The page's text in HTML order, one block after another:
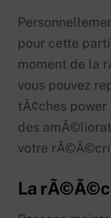
pour cette
moment de la
vous pouvez
tÃ¢ches
des
votre
La